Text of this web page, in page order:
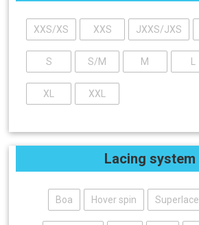
XXS/XS XXS JXXS/JXS
S S/M M
XL XXL
Lacing system
Boa Hover spin Superlace